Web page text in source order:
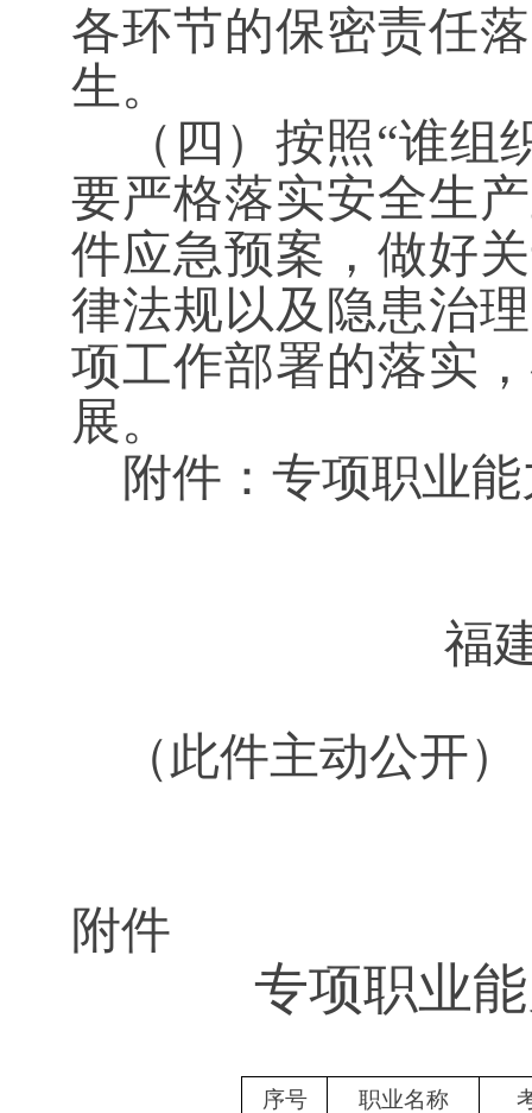
各环节的保密责任
生。
（四）按照“谁组
要严格落实安全生
件应急预案，做好
律法规以及隐患治
项工作部署的落实
展。
附件：专项职业
福
（此件主动公开）
附件
专项职业
序号 职业名称